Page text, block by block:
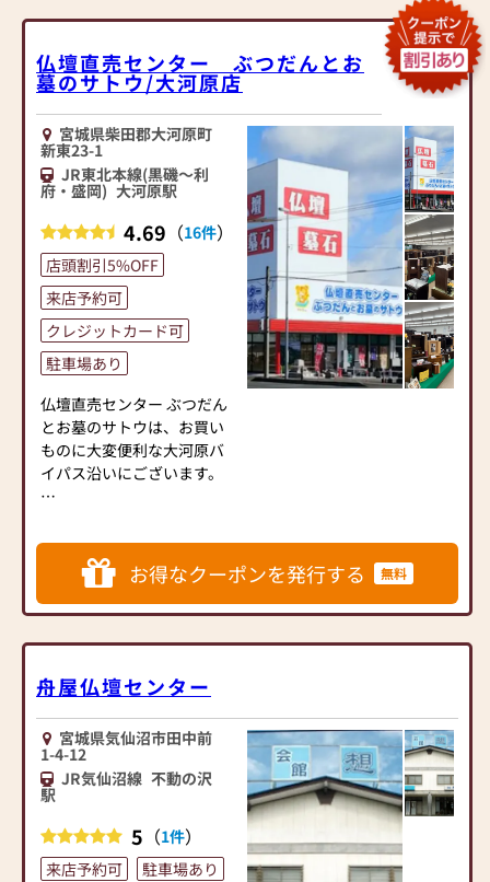
示品を選びました。展示数
を限定して余計なコストを
抑え、その分を価格に還元
した販売スタイルです。お届
けから設置まで弊社スタッ
フが責任を持って対応いた
します。
アル。明るく親しみやすい
店舗を目指し様々な種類の
仏壇や仏具を多数展示して
おります。
創寿苑仙台南店は、国道4号
バイパス沿い、駐車場も完
備しております。皆様のお越
しをスタッフ一同心よりお
待ちしております。
【駐車場】５台
仏壇直売センター ぶつだんとお
墓のサトウ/大河原店
宮城県柴田郡大河原町
新東23-1
JR東北本線(黒磯～利
府・盛岡) 大河原駅
4.69 （16件）
店頭割引5%OFF
来店予約可
クレジットカード可
駐車場あり
仏壇直売センター ぶつだん
とお墓のサトウは、お買い
ものに大変便利な大河原バ
イパス沿いにございます。
│＊│ 仏壇展示数【１０
０基 】超！
└─┼────────────────────────
伝統的なものからモダンな
値”でご提供しております。
絵画のように壁に掛けられ
る仏壇「壁壇」など、話題の
商品も展示中です！
全国のメーカーのお仏壇を
扱っているため、店頭にな
ます。ご希望の商品がありま
したらご相談ください。
お得なクーポンを発行する 無料
舟屋仏壇センター
宮城県気仙沼市田中前
1-4-12
JR気仙沼線 不動の沢
駅
5 （1件）
来店予約可
駐車場あり